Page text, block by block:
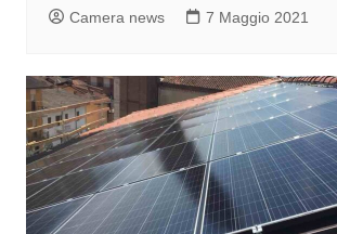
Camera news 7 Maggio 2021